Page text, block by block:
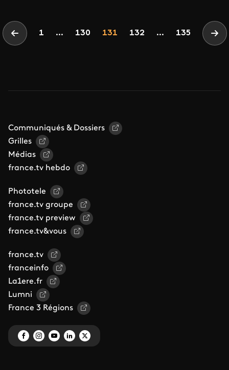
Pagination
Page précédente
1 ... Page
130 Page
131 Page
132 ... 135
Communiqués & Dossiers
Grilles
Médias
france.tv hebdo
Phototele
france.tv groupe
france.tv preview
france.tv&vous
france.tv
franceinfo
La1ere.fr
Lumni
France 3 Régions